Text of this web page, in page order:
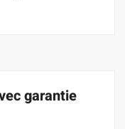
garantie